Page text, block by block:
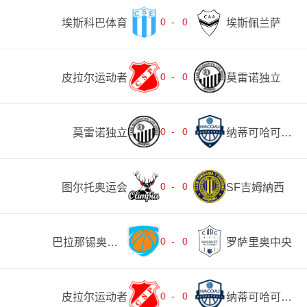
埃斯科巴体育 0 - 0 埃斯佩兰萨
皮拉尔运动者 0 - 0 莫雷诺独立
莫雷诺独立 0 - 0 纳蒂可哈可俱乐部
图尔托奥运会 0 - 0 SF吉姆納西
巴拉那锡奥尼斯塔 0 - 0 罗萨里奥中央
皮拉尔运动者 0 - 0 纳蒂可哈可俱乐部